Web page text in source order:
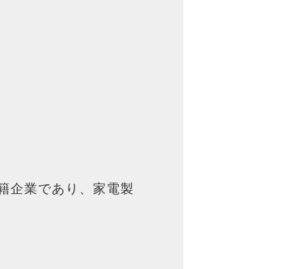
企業であり、家電製